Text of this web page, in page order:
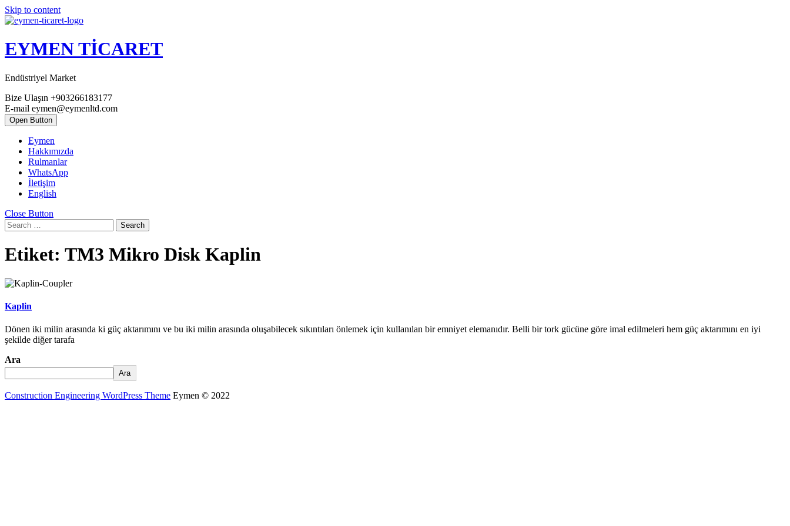
Skip to content
EYMEN TİCARET
Endüstriyel Market
Bize Ulaşın +903266183177
E-mail eymen@eymenltd.com
Open Button
Eymen
Hakkımızda
Rulmanlar
WhatsApp
İletişim
English
Close Button
Search
Etiket: TM3 Mikro Disk Kaplin
Kaplin
Dönen iki milin arasında ki güç aktarımını ve bu iki milin arasında oluşabilecek sıkıntıları önlemek için kullanılan bir emniyet elemanıdır. Belli bir tork gücüne göre imal edilmeleri hem güç aktarımını en iyi
şekilde diğer tarafa
Ara
Ara
Construction Engineering WordPress Theme Eymen © 2022